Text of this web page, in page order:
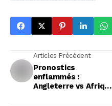
Articles Précédent
Pronostics
enflammés :
Angleterre vs Afrique